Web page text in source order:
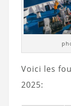
Voici les
2025: